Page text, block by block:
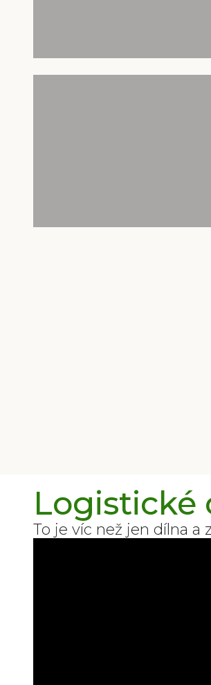
Logistické
To je víc než jen dílna a